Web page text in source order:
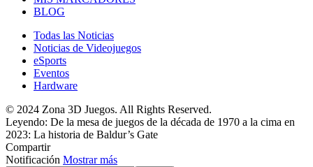
BLOG
Todas las Noticias
Noticias de Videojuegos
eSports
Eventos
Hardware
© 2024 Zona 3D Juegos. All Rights Reserved.
Leyendo: De la mesa de juegos de la década de 1970 a la cima en
2023: La historia de Baldur’s Gate
Compartir
Notificación Mostrar más